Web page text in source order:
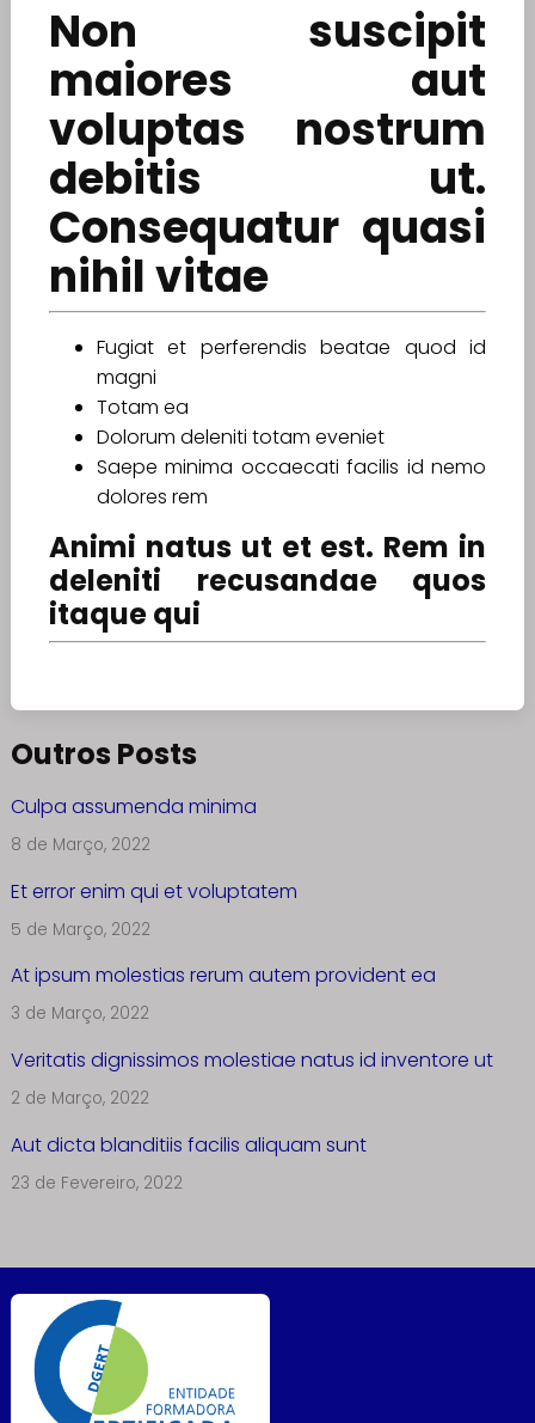
Non suscipit
maiores aut
voluptas nostrum
debitis ut.
Consequatur quasi
nihil vitae
Fugiat et perferendis beatae quod id
magni
Totam ea
Dolorum deleniti totam eveniet
Saepe minima occaecati facilis id nemo
dolores rem
Animi natus ut et est. Rem in
deleniti recusandae quos
itaque qui
Outros Posts
Culpa assumenda minima
8 de Março, 2022
Et error enim qui et voluptatem
5 de Março, 2022
At ipsum molestias rerum autem provident ea
3 de Março, 2022
Veritatis dignissimos molestiae natus id inventore ut
2 de Março, 2022
Aut dicta blanditiis facilis aliquam sunt
23 de Fevereiro, 2022